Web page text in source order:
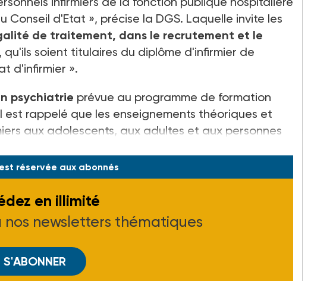
d'Etat », précise la DGS. Laquelle invite les
de traitement, dans le recrutement et le
qu'ils soient titulaires du diplôme d'infirmier de
d'infirmier ».
psychiatrie prévue au programme de formation
rappelé que les enseignements théoriques et
aux adolescents, aux adultes et aux personnes
réservée aux abonnés
en illimité
nos newsletters thématiques
S'ABONNER